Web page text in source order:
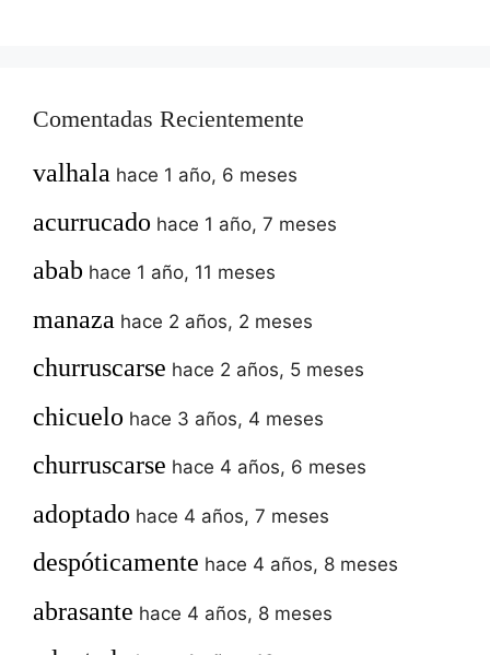
Comentadas Recientemente
valhala hace 1 año, 6 meses
acurrucado hace 1 año, 7 meses
abab hace 1 año, 11 meses
manaza hace 2 años, 2 meses
churruscarse hace 2 años, 5 meses
chicuelo hace 3 años, 4 meses
churruscarse hace 4 años, 6 meses
adoptado hace 4 años, 7 meses
despóticamente hace 4 años, 8 meses
abrasante hace 4 años, 8 meses